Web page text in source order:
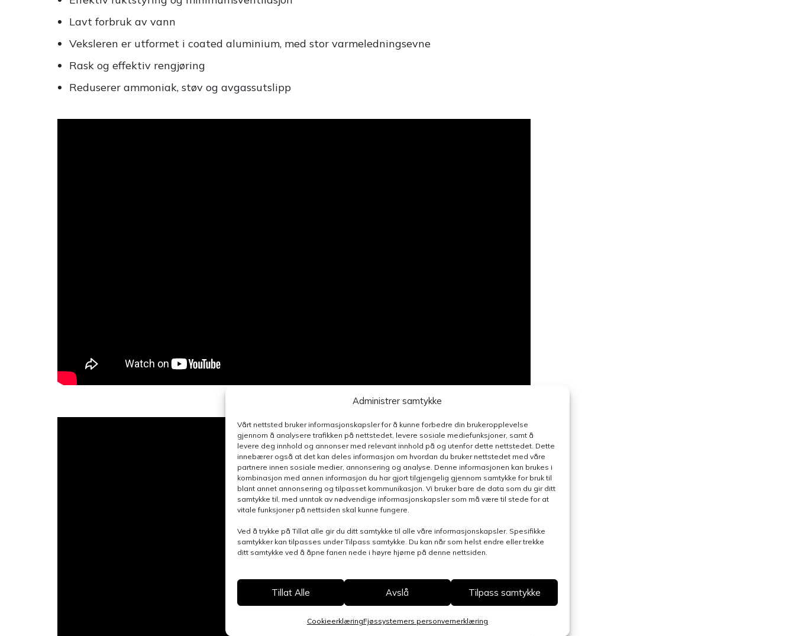
Administrer samtykke
Vårt nettsted bruker informasjonskapsler for å kunne forbedre din brukeropplevelse
gjennom å analysere trafikken på nettstedet, levere sosiale mediefunksjoner, samt å
levere deg innhold og annonser med relevant innhold på og utenfor dette nettstedet. Dette
innebærer også at det kan deles informasjon om hvordan du bruker nettstedet med våre
partnere innen sosiale medier, annonsering og analyse. Denne informasjonen kan brukes i
kombinasjon med annen informasjon du har gjort tilgjengelig gjennom samtykke for bruk til
blant annet annonsering og tilpasset kommunikasjon. Vi bruker bare de data som du gir ditt
samtykke til, med unntak av nødvendige informasjonskapsler som må være til stede for at
vitale funksjoner på nettsiden skal kunne fungere.
Ved å trykke på Tillat alle gir du ditt samtykke til alle våre informasjonskapsler. Spesifikke
samtykker kan tilpasses under Tilpass samtykke. Du kan når som helst endre eller trekke
ditt samtykke ved å åpne fanen nede i høyre hjørne på denne nettsiden.
Tillat Alle Avslå Tilpass samtykke
CookieerklæringFjøssystemers personvernerklæring
Lavt forbruk av vann
Veksleren er utformet i coated aluminium, med stor varmeledningsevne
Rask og effektiv rengjøring
Reduserer ammoniak, støv og avgassutslipp